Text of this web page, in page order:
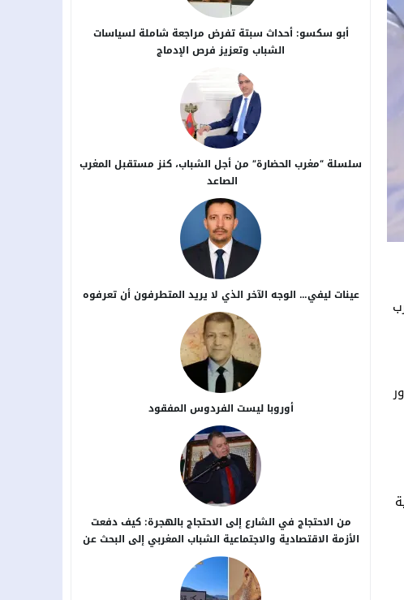
أبو سكسو: أحداث سبتة تفرض مراجعة شاملة لسياسات
الشباب وتعزيز فرص الإدماج
سلسلة “مغرب الحضارة” من أجل ​الشباب، كنز مستقبل المغرب
الصاعد
عينات ليفي… الوجه الآخر الذي لا يريد المتطرفون أن تعرفوه
أوروبا ليست الفردوس المفقود
من الاحتجاج في الشارع إلى الاحتجاج بالهجرة: كيف دفعت
الأزمة الاقتصادية والاجتماعية الشباب المغربي إلى البحث عن
بدائل خارج الوطن؟